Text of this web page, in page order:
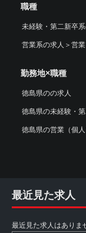
職種
未経験・第二新卒
営業系の求人 ＞ 営
勤務地×職種
徳島県のの求人
徳島県の未経験・
徳島県の営業（個
最近見た求人
最近見た求人はありま